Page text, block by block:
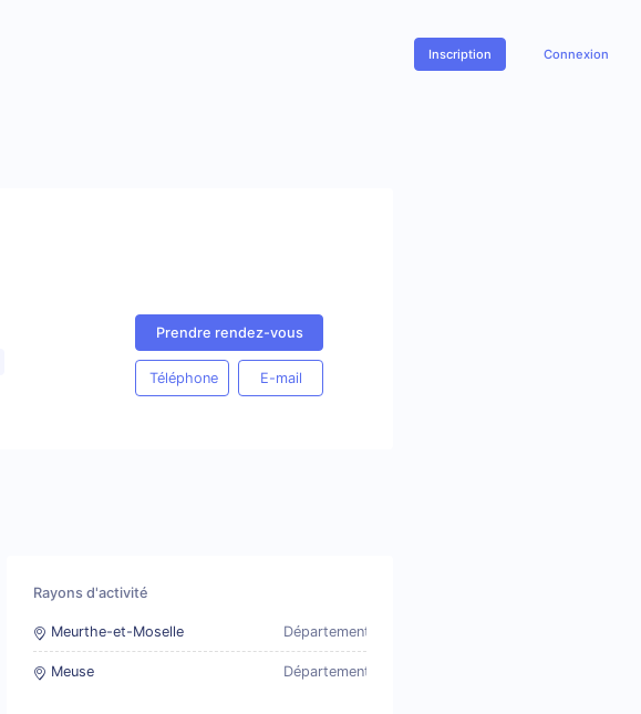
Inscription Connexion
Prendre rendez-vous
Téléphone E-mail
Rayons d'activité
Meurthe-et-Moselle Département
Meuse Département